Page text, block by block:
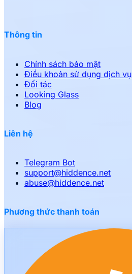
Thông tin
Chính sách bảo mật
Điều khoản sử dụng dịch vụ
Đối tác
Looking Glass
Blog
Liên hệ
Telegram Bot
support@hiddence.net
abuse@hiddence.net
Phương thức thanh toán